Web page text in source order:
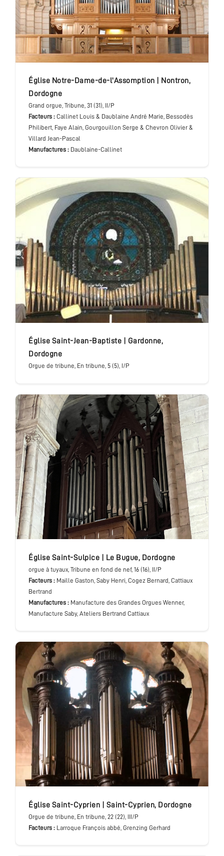
Église Notre-Dame-de-l'Assomption Nontron,
Dordogne
Grand orgue, Tribune, 31 (31), II/P
Facteurs : Callinet Louis & Daublaine André Marie, Bessodès
Philibert, Faye Alain, Gourgouillon Serge & Chevron Olivier &
Villard Jean-Pascal
Manufactures : Daublaine-Callinet
église Saint-Jean-Baptiste Gardonne,
Dordogne
Orgue de tribune, En tribune, 5 (5), I/P
église Saint-Sulpice Le Bugue, Dordogne
orgue à tuyaux , Tribune en fond de nef, 16 (16), II/P
Facteurs : Maille Gaston, Saby Henri, Cogez Bernard, Cattiaux
Bertrand
Manufactures : Manufacture des Grandes Orgues Wenner,
Manufacture Saby, Ateliers Bertrand Cattiaux
église Saint-Cyprien Saint-Cyprien, Dordogne
Orgue de tribune, En tribune, 22 (22), III/P
Facteurs : Larroque François abbé, Grenzing Gerhard